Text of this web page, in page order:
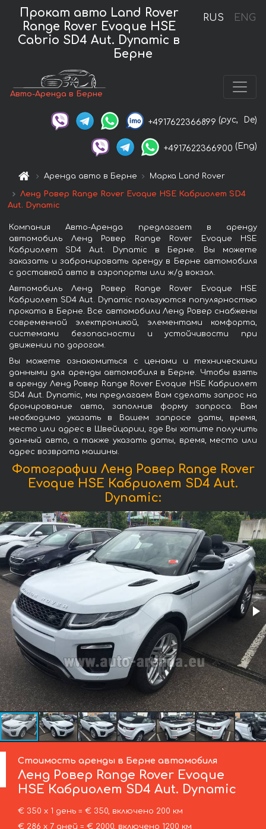
RUS ENG
Прокат авто Land Rover
Range Rover Evoque HSE
Cabrio SD4 Aut. Dynamic в
Берне
Авто-Аренда в Берне
+4917622366899 (рус, De)
+4917622366900 (Eng)
Аренда авто в Берне Марка Land Rover
Ленд Ровер Range Rover Evoque HSE Кабриолет SD4
Aut. Dynamic
Компания Авто-Аренда предлагает в аренду
автомобиль Ленд Ровер Range Rover Evoque HSE
Кабриолет SD4 Aut. Dynamic в Берне. Вы можете
заказать и забронировать аренду в Берне автомобиля
с доставкой авто в аэропорты или ж/д вокзал.
Автомобиль Ленд Ровер Range Rover Evoque HSE
Кабриолет SD4 Aut. Dynamic пользуются популярностью
проката в Берне. Все автомобили Ленд Ровер снабжены
современной электроникой, элементами комфорта,
системами безопасности и устойчивости при
движении по дорогам.
Вы можете ознакомиться с ценами и техническими
данными для аренды автомобиля в Берне. Чтобы взять
в аренду Ленд Ровер Range Rover Evoque HSE Кабриолет
SD4 Aut. Dynamic, мы предлагаем Вам сделать запрос на
бронирование авто, заполнив форму запроса. Вам
необходимо указать в Вашем запросе даты, время,
место или адрес в Швейцарии, где Вы хотите получить
данный авто, а также указать даты, время, место или
адрес возврата машины.
Фотографии Ленд Ровер Range Rover
Evoque HSE Кабриолет SD4 Aut.
Dynamic:
Стоимость аренды в Берне автомобиля
Ленд Ровер Range Rover Evoque
HSE Кабриолет SD4 Aut. Dynamic
€ 350 х 1 день = € 350, включено 200 км
€ 286 х 7 дней = € 2000, включено 1200 км